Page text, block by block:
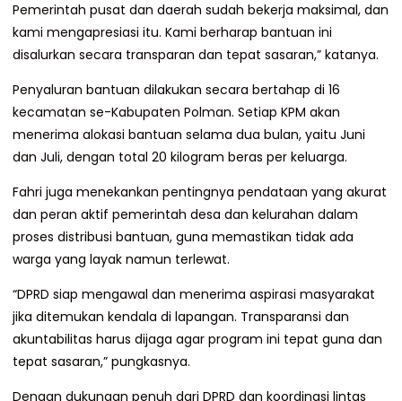
Pemerintah pusat dan daerah sudah bekerja maksimal, dan
kami mengapresiasi itu. Kami berharap bantuan ini
disalurkan secara transparan dan tepat sasaran,” katanya.
Penyaluran bantuan dilakukan secara bertahap di 16
kecamatan se-Kabupaten Polman. Setiap KPM akan
menerima alokasi bantuan selama dua bulan, yaitu Juni
dan Juli, dengan total 20 kilogram beras per keluarga.
Fahri juga menekankan pentingnya pendataan yang akurat
dan peran aktif pemerintah desa dan kelurahan dalam
proses distribusi bantuan, guna memastikan tidak ada
warga yang layak namun terlewat.
“DPRD siap mengawal dan menerima aspirasi masyarakat
jika ditemukan kendala di lapangan. Transparansi dan
akuntabilitas harus dijaga agar program ini tepat guna dan
tepat sasaran,” pungkasnya.
Dengan dukungan penuh dari DPRD dan koordinasi lintas